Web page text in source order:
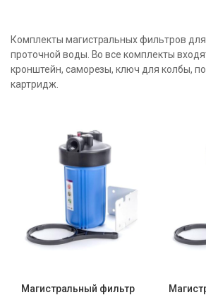
Комплекты магистральных фильтров для
проточной воды. Во все комплекты
кронштейн, саморезы, ключ для колбы,
картридж.
Магистральный фильтр